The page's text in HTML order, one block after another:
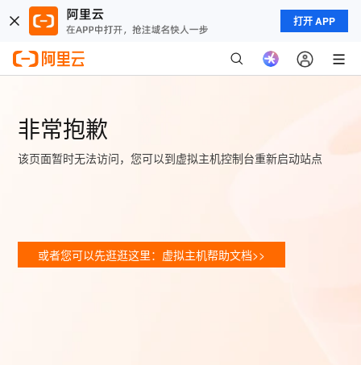
打开 APP
非常抱歉
该页面暂时无法访问，您可以到虚拟主机控制台重新启动站点
或者您可以先逛逛这里：虚拟主机帮助文档>>